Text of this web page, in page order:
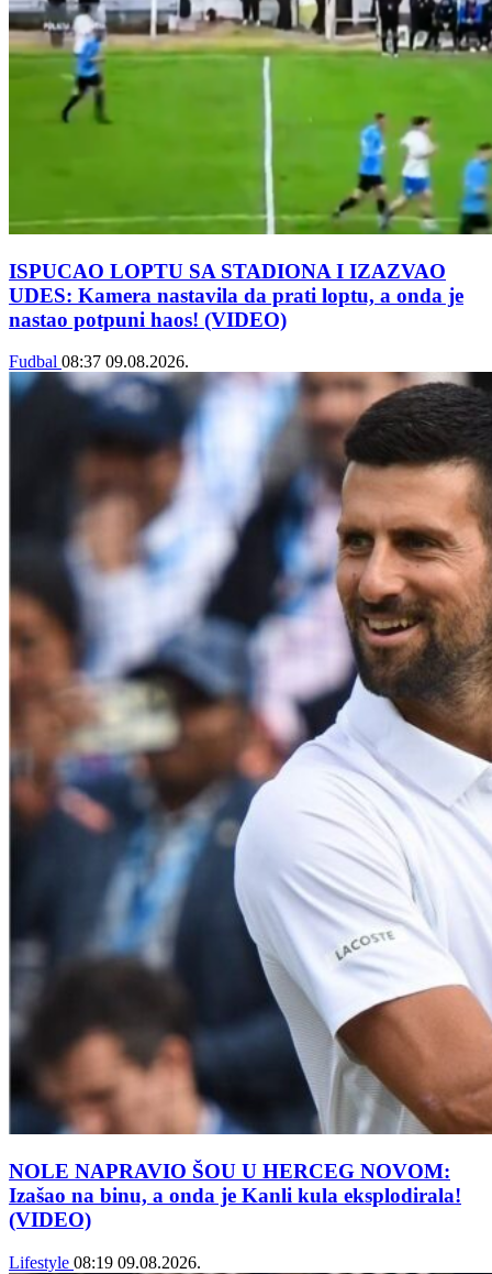
ISPUCAO LOPTU SA STADIONA I IZAZVAO
UDES: Kamera nastavila da prati loptu, a onda je
nastao potpuni haos! (VIDEO)
Fudbal 08:37 09.08.2026.
NOLE NAPRAVIO ŠOU U HERCEG NOVOM:
Izašao na binu, a onda je Kanli kula eksplodirala!
(VIDEO)
Lifestyle 08:19 09.08.2026.